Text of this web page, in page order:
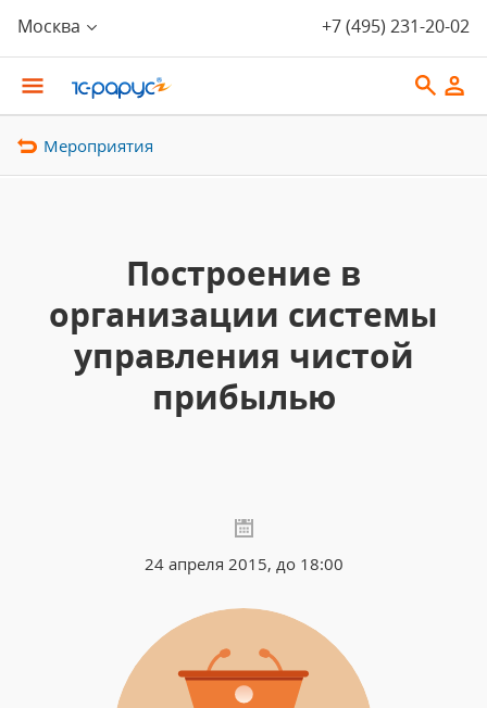
Москва +7 (495) 231-20-02
Мероприятия
Построение в
организации системы
управления чистой
прибылью
24 апреля 2015, до 18:00